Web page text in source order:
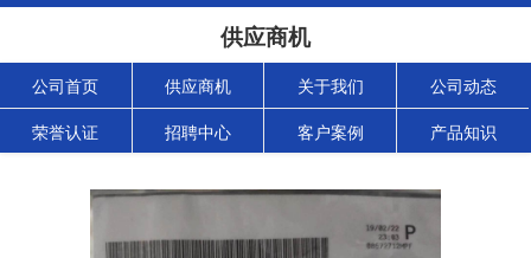
供应商机
公司首页 供应商机 关于我们 公司动态
荣誉认证 招聘中心 客户案例 产品知识